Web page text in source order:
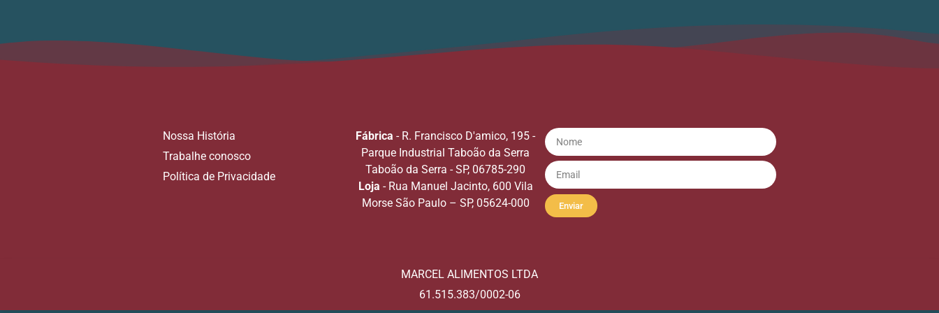
Nossa História
Trabalhe conosco
Política de Privacidade
Fábrica - R. Francisco D'amico, 195 -
Parque Industrial Taboão da Serra
Taboão da Serra - SP, 06785-290
Loja - Rua Manuel Jacinto, 600 Vila
Morse São Paulo – SP, 05624-000
Enviar
MARCEL ALIMENTOS LTDA
61.515.383/0002-06